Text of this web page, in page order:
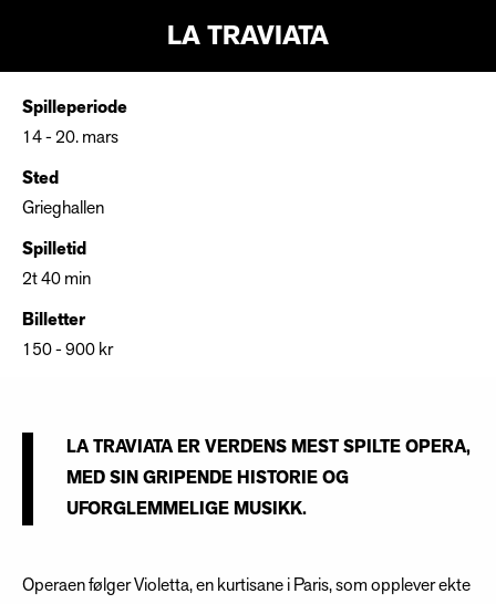
LA TRAVIATA
Spilleperiode
14 - 20. mars
Sted
Grieghallen
Spilletid
2t 40 min
Billetter
150 - 900 kr
LA TRAVIATA ER VERDENS MEST SPILTE OPERA,
MED SIN GRIPENDE HISTORIE OG
UFORGLEMMELIGE MUSIKK.
Operaen følger Violetta, en kurtisane i Paris, som opplever ekte